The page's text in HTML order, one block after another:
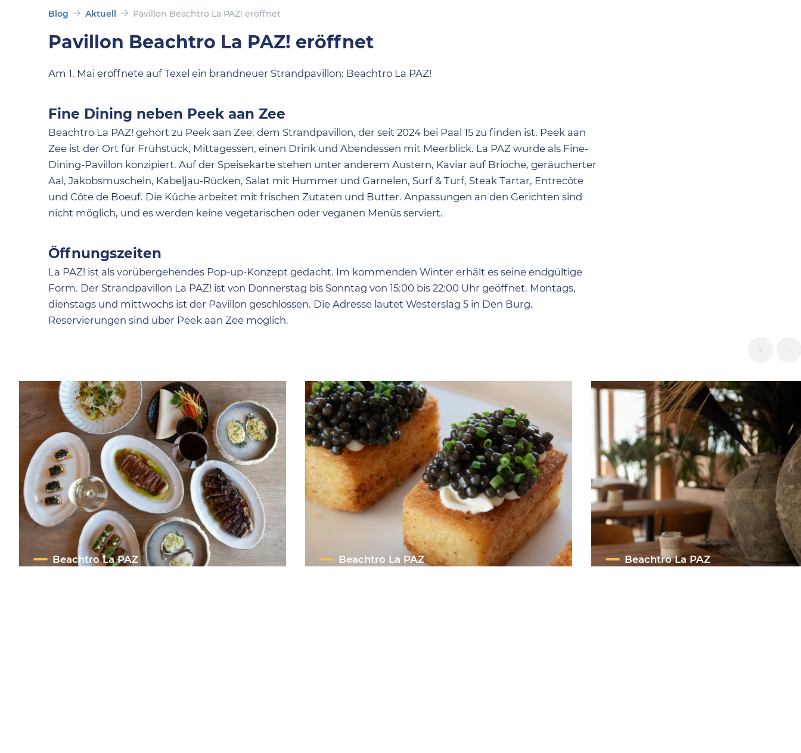
Blog Aktuell Pavillon Beachtro La PAZ! eröffnet
Pavillon Beachtro La PAZ! eröffnet
Am 1. Mai eröffnete auf Texel ein brandneuer Strandpavillon: Beachtro La PAZ!
Fine Dining neben Peek aan Zee
Beachtro La PAZ! gehört zu Peek aan Zee, dem Strandpavillon, der seit 2024 bei Paal 15 zu finden ist. Peek aan
Zee ist der Ort für Frühstück, Mittagessen, einen Drink und Abendessen mit Meerblick. La PAZ wurde als Fine-
Dining-Pavillon konzipiert. Auf der Speisekarte stehen unter anderem Austern, Kaviar auf Brioche, geräucherter
Aal, Jakobsmuscheln, Kabeljau-Rücken, Salat mit Hummer und Garnelen, Surf & Turf, Steak Tartar, Entrecôte
und Côte de Boeuf. Die Küche arbeitet mit frischen Zutaten und Butter. Anpassungen an den Gerichten sind
nicht möglich, und es werden keine vegetarischen oder veganen Menüs serviert.
Öffnungszeiten
La PAZ! ist als vorübergehendes Pop-up-Konzept gedacht. Im kommenden Winter erhält es seine endgültige
Form. Der Strandpavillon La PAZ! ist von Donnerstag bis Sonntag von 15:00 bis 22:00 Uhr geöffnet. Montags,
dienstags und mittwochs ist der Pavillon geschlossen. Die Adresse lautet Westerslag 5 in Den Burg.
Reservierungen sind über Peek aan Zee möglich.
Beachtro La PAZ Beachtro La PAZ Beachtro La PAZ